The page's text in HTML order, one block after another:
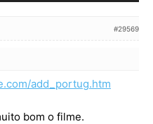
#29569
add_portug.htm
bom o filme.